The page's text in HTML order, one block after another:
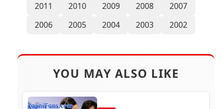
2011
2010 2009 2008
2007
2006
2005 2004 2003 2002
YOU MAY ALSO LIKE